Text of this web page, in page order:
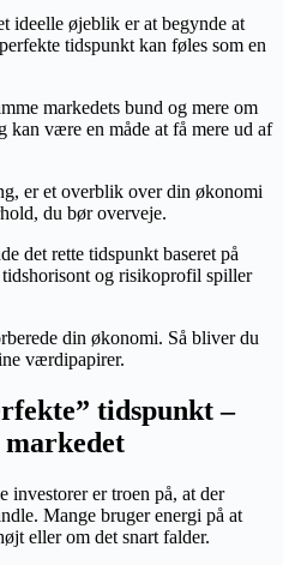
ideelle øjeblik er at begynde at
tidspunkt kan føles som en
markedets bund og mere om
kan være en måde at få mere ud af
er et overblik over din økonomi
du bør overveje.
det rette tidspunkt baseret på
og risikoprofil spiller
din økonomi. Så bliver du
værdipapirer.
tidspunkt –
investorer er troen på, at der
Mange bruger energi på at
eller om det snart falder.